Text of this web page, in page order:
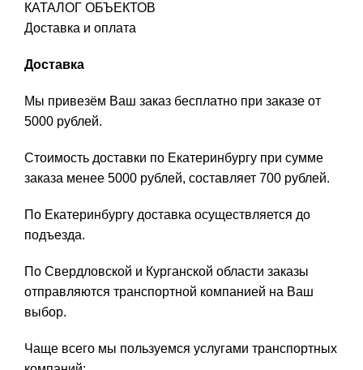
КАТАЛОГ ОБЪЕКТОВ
Доставка и оплата
Доставка
Мы привезём Ваш заказ бесплатно при заказе от
5000 рублей.
Стоимость доставки по Екатеринбургу при сумме
заказа менее 5000 рублей, составляет 700 рублей.
По Екатеринбургу доставка осуществляется до
подъезда.
По Свердловской и Курганской области заказы
отправляются транспортной компанией на Ваш
выбор.
Чаще всего мы пользуемся услугами транспортных